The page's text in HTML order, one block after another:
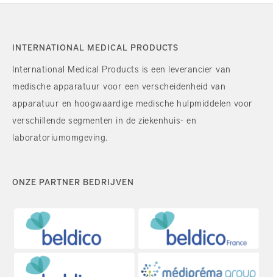
INTERNATIONAL MEDICAL PRODUCTS
International Medical Products is een leverancier van
medische apparatuur voor een verscheidenheid van
apparatuur en hoogwaardige medische hulpmiddelen voor
verschillende segmenten in de ziekenhuis- en
laboratoriumomgeving.
ONZE PARTNER BEDRIJVEN